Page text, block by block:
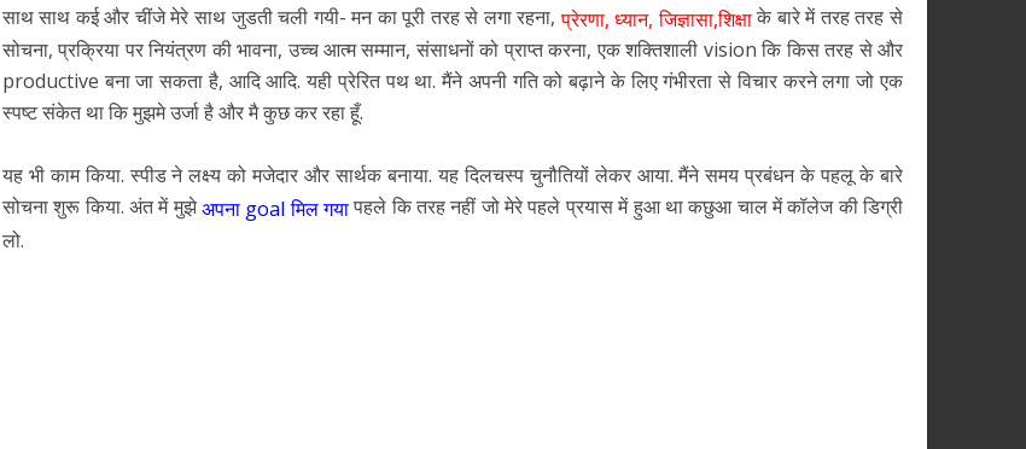
साथ साथ कई और चींजे मेरे साथ जुडती चली गयी- मन का पूरी तरह से लगा रहना,प्रेरणा, ध्यान, जिज्ञासा,शिक्षाके बारे में तरह तरह से
सोचना, प्रक्रिया पर नियंत्रण की भावना, उच्च आत्म सम्मान, संसाधनों को प्राप्त करना, एक शक्तिशाली vision कि किस तरह से और
productive बना जा सकता है, आदि आदि. यही प्रेरित पथ था. मैंने अपनी गति को बढ़ाने के लिए गंभीरता से विचार करने लगा जो एक
स्पष्ट संकेत था कि मुझमे उर्जा है और मै कुछ कर रहा हूँ.
यह भी काम किया. स्पीड ने लक्ष्य को मजेदार और सार्थक बनाया. यह दिलचस्प चुनौतियों लेकर आया. मैंने समय प्रबंधन के पहलू के बारे
सोचना शुरू किया. अंत में मुझेअपना goal मिल गयापहले कि तरह नहीं जो मेरे पहले प्रयास में हुआ था कछुआ चाल में कॉलेज की डिग्री
लो.